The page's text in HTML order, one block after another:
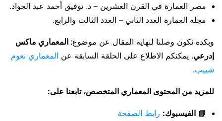
مصر العمارة في القرن العشرين – د. توفيق أحمد عبد الجواد.
مجلة العمارة العدد الثاني – العدد الثالث والرابع.
وبكدة نكون وصلنا لنهاية المقال عن موضوع: المعماري ماكس
إدرعي. يمكنكم الاطلاع على الحلقة السابقة عن المعماري نعوم
شبيب.
للمزيد من المحتوى المعماري المتخصص، تابعنا على:
📘 الفيسبوك: رابط الصفحة